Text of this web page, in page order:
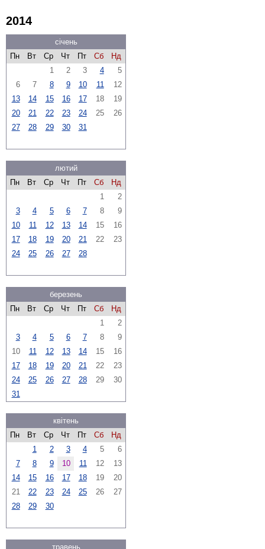
2014
січень
Пн
Вт Ср Чт Пт Сб
Нд
1
2 3 4
5
6
7 8 9 10 11
12
13
14 15 16 17 18
19
20
21 22 23 24 25
26
27
28 29 30 31
лютий
Пн
Вт Ср Чт Пт Сб
Нд
1
2
3
4 5 6 7 8
9
10
11 12 13 14 15
16
17
18 19 20 21 22
23
24
25 26 27 28
березень
Пн
Вт Ср Чт Пт Сб
Нд
1
2
3
4 5 6 7 8
9
10
11 12 13 14 15
16
17
18 19 20 21 22
23
24
25 26 27 28 29
30
31
квітень
Пн
Вт Ср Чт Пт Сб
Нд
1
2 3 4 5
6
7
8 9 10 11 12
13
14
15 16 17 18 19
20
21
22 23 24 25 26
27
28
29 30
травень